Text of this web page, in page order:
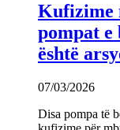
Kufizime
pompat e
është
07/03/2026
Disa pompa të